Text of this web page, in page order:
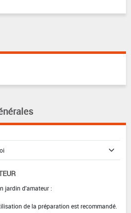
jardin d'amateur :
de la préparation est recommandé.